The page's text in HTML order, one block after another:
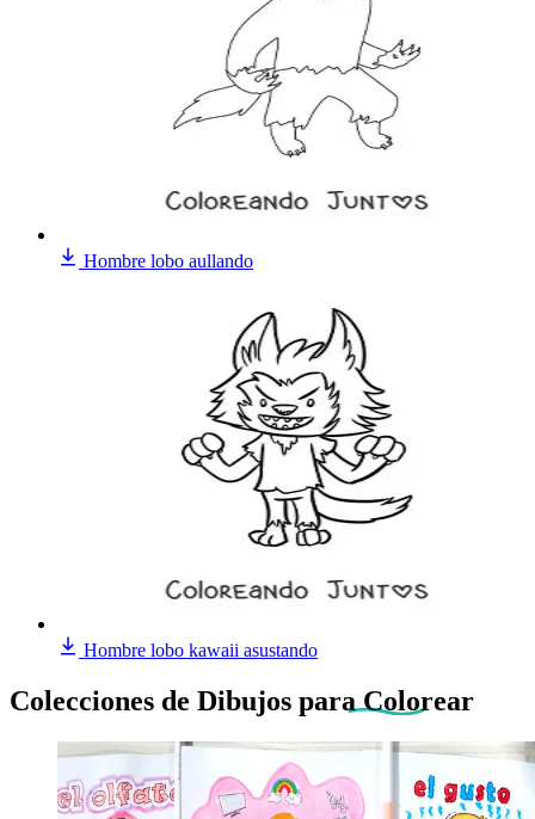
Hombre lobo aullando
Hombre lobo kawaii asustando
Colecciones de Dibujos para Colorear